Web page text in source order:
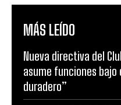
MÁS LEÍDO
Nueva directiva del
asume funciones bajo
duradero”